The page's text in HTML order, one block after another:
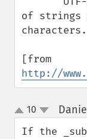
of strings
characters.
http://
up
down
10
If the